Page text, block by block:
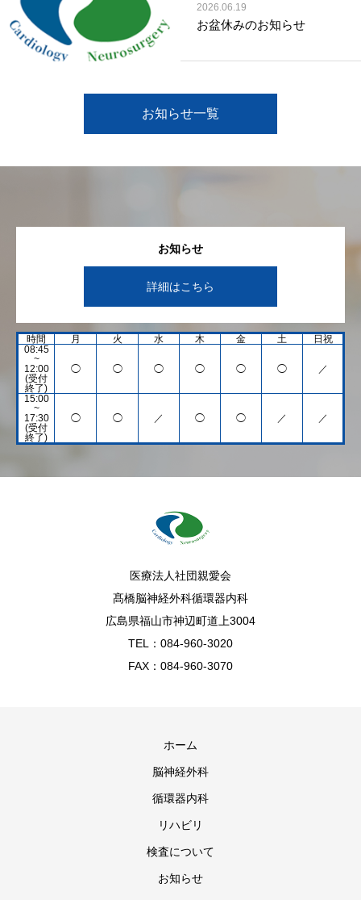
2026.06.19
お盆休みのお知らせ
お知らせ一覧
お知らせ
詳細はこちら
時間 月 火 水 木 金 土
日祝
08:45
~
12:00
(受付
終了)
◯ ◯ ◯ ◯ ◯ ◯ ／
15:00
~
17:30
(受付
終了)
◯ ◯ ／ ◯ ◯ ／ ／
医療法人社団親愛会
髙橋脳神経外科循環器内科
広島県福山市神辺町道上3004
TEL：084-960-3020
FAX：084-960-3070
ホーム
脳神経外科
循環器内科
リハビリ
検査について
お知らせ